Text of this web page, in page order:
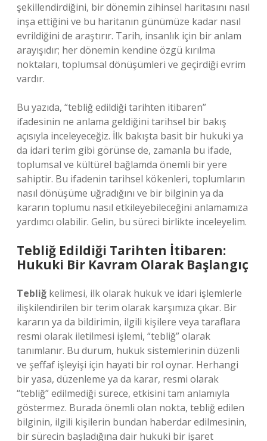
şekillendirdiğini, bir dönemin zihinsel haritasını nasıl
inşa ettiğini ve bu haritanın günümüze kadar nasıl
evrildiğini de araştırır. Tarih, insanlık için bir anlam
arayışıdır; her dönemin kendine özgü kırılma
noktaları, toplumsal dönüşümleri ve geçirdiği evrim
vardır.
Bu yazıda, “tebliğ edildiği tarihten itibaren”
ifadesinin ne anlama geldiğini tarihsel bir bakış
açısıyla inceleyeceğiz. İlk bakışta basit bir hukuki ya
da idari terim gibi görünse de, zamanla bu ifade,
toplumsal ve kültürel bağlamda önemli bir yere
sahiptir. Bu ifadenin tarihsel kökenleri, toplumların
nasıl dönüşüme uğradığını ve bir bilginin ya da
kararın toplumu nasıl etkileyebileceğini anlamamıza
yardımcı olabilir. Gelin, bu süreci birlikte inceleyelim.
Tebliğ Edildiği Tarihten İtibaren:
Hukuki Bir Kavram Olarak Başlangıç
Tebliğ kelimesi, ilk olarak hukuk ve idari işlemlerle
ilişkilendirilen bir terim olarak karşımıza çıkar. Bir
kararın ya da bildirimin, ilgili kişilere veya taraflara
resmi olarak iletilmesi işlemi, “tebliğ” olarak
tanımlanır. Bu durum, hukuk sistemlerinin düzenli
ve şeffaf işleyişi için hayati bir rol oynar. Herhangi
bir yasa, düzenleme ya da karar, resmi olarak
“tebliğ” edilmediği sürece, etkisini tam anlamıyla
göstermez. Burada önemli olan nokta, tebliğ edilen
bilginin, ilgili kişilerin bundan haberdar edilmesinin,
bir sürecin başladığına dair hukuki bir işaret